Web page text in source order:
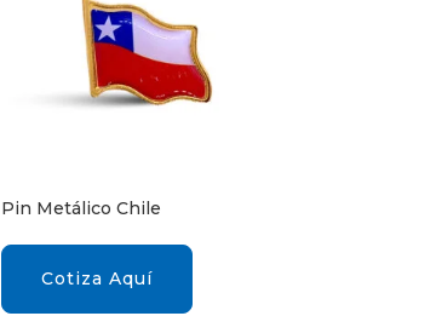
Pin Metálico Chile
Cotiza Aquí